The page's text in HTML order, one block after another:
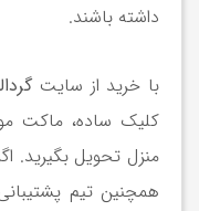
داشته باشند.
با خرید از سایت
کلیک ساده، ماکت
منزل تحویل بگیرید.
همچنین تیم